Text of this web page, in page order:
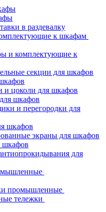
в раздевалку
к шкафам
и комплектующие к
секции для шкафов
и цоколи для шкафов
шкафов
и перегородки для
шкафов
экраны для шкафов
шкафов
для
промышленные
тележки